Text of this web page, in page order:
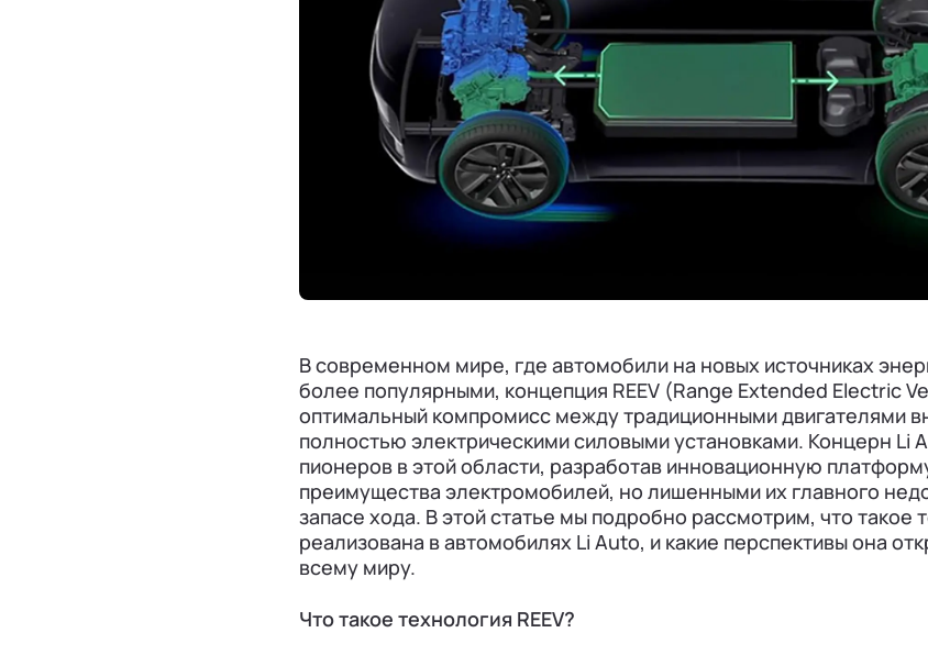
В современном мире, где автомобили на новых источниках
более популярными, концепция REEV (Range Extended Electric
оптимальный компромисс между традиционными двигателями
полностью электрическими силовыми установками. Концерн Li
пионеров в этой области, разработав инновационную
преимущества электромобилей, но лишенными их главного
запасе хода. В этой статье мы подробно рассмотрим, что такое
реализована в автомобилях Li Auto, и какие перспективы она
всему миру.
Что такое технология REEV?